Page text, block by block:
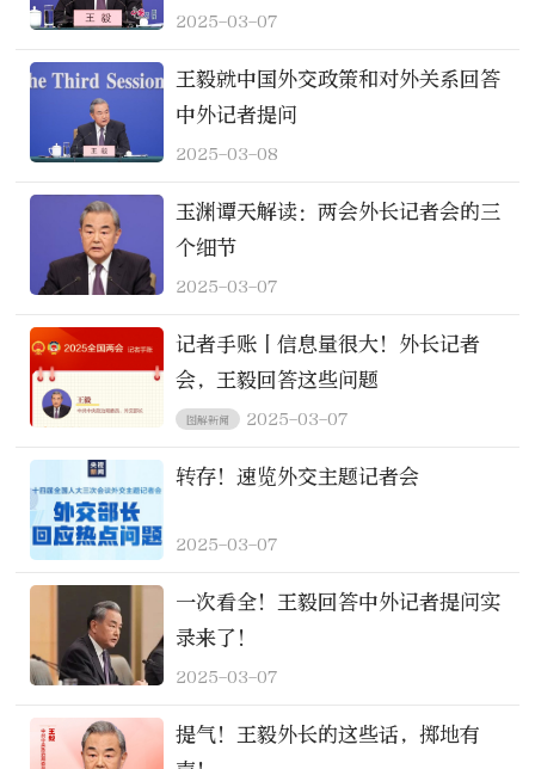
2025-03-07
王毅就中国外交政策和对外关系回答
中外记者提问
2025-03-08
玉渊谭天解读：两会外长记者会的三
个细节
2025-03-07
记者手账丨信息量很大！外长记者
会，王毅回答这些问题
图解新闻 2025-03-07
转存！速览外交主题记者会
2025-03-07
一次看全！王毅回答中外记者提问实
录来了！
2025-03-07
提气！王毅外长的这些话，掷地有